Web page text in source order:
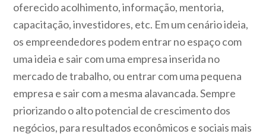
oferecido acolhimento, informação, mentoria,
capacitação, investidores, etc. Em um cenário ideia,
os empreendedores podem entrar no espaço com
uma ideia e sair com uma empresa inserida no
mercado de trabalho, ou entrar com uma pequena
empresa e sair com a mesma alavancada. Sempre
priorizando o alto potencial de crescimento dos
negócios, para resultados econômicos e sociais mais